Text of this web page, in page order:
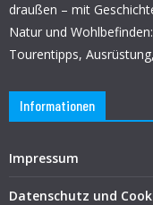
draußen – mit
Natur und
Tourentipps,
Informationen
Impressum
Datenschutz und